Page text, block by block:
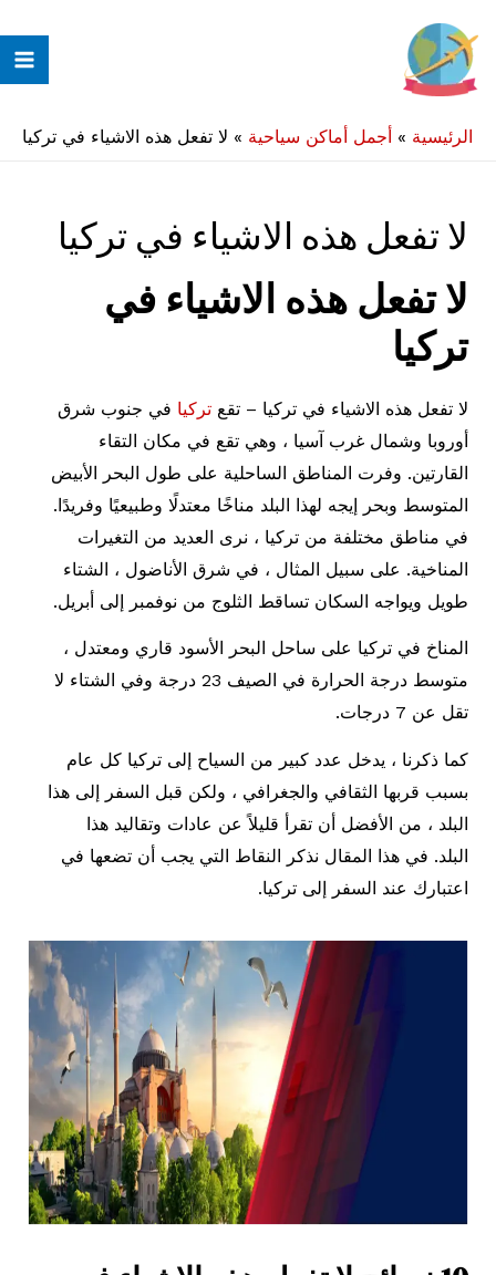
إلى
المحتوى
الرئيسية » أجمل أماكن سياحية » لا تفعل هذه الاشياء في تركيا
لا تفعل هذه الاشياء في تركيا
لا تفعل هذه الاشياء في
تركيا
لا تفعل هذه الاشياء في تركيا – تقع تركيا في جنوب شرق
أوروبا وشمال غرب آسيا ، وهي تقع في مكان التقاء
القارتين. وفرت المناطق الساحلية على طول البحر الأبيض
المتوسط ​​وبحر إيجه لهذا البلد مناخًا معتدلًا وطبيعيًا وفريدًا.
في مناطق مختلفة من تركيا ، نرى العديد من التغيرات
المناخية. على سبيل المثال ، في شرق الأناضول ، الشتاء
طويل ويواجه السكان تساقط الثلوج من نوفمبر إلى أبريل.
المناخ في تركيا على ساحل البحر الأسود قاري ومعتدل ،
متوسط ​​درجة الحرارة في الصيف 23 درجة وفي الشتاء لا
تقل عن 7 درجات.
كما ذكرنا ، يدخل عدد كبير من السياح إلى تركيا كل عام
بسبب قربها الثقافي والجغرافي ، ولكن قبل السفر إلى هذا
البلد ، من الأفضل أن تقرأ قليلاً عن عادات وتقاليد هذا
البلد. في هذا المقال نذكر النقاط التي يجب أن تضعها في
اعتبارك عند السفر إلى تركيا.